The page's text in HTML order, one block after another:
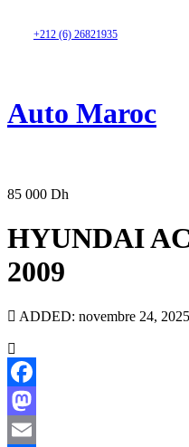
+212 (6) 26821935
Auto Maroc
85 000 Dh
HYUNDAI
2009
ADDED: novembre 24, 2025
Facebook
Mastodon